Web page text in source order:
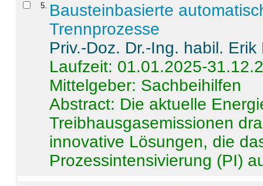
5
Bausteinbasierte
Trennprozesse
Priv.-Doz. Dr.-Ing. habil. Erik
Laufzeit: 01.01.2025-
Mittelgeber: Sachbeihilfen
Abstract: Die aktuelle
Treibhausgasemissionen
innovative Lösungen, die
Prozessintensivierung (PI)